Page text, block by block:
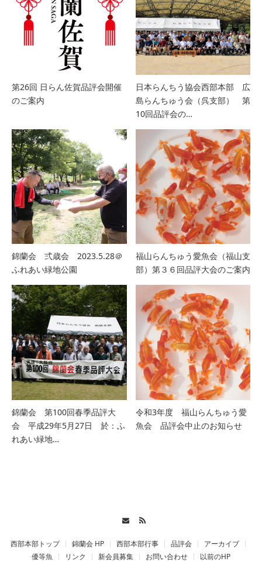
第26回 日らん佐賀品評会開催
のご案内
日本らんちう協会西部本部 広
島らんちゅう会（呉支部） 第
10回品評会の…
錦蘭会 弍歳会 2023.5.28＠
ふれあい緑地公園
福山らんちゅう愛魚会（福山支
部）第３６回品評大会のご案内
錦蘭会 第100回春季品評大
会 平成29年5月27日 於：ふ
れあい緑地…
令和3年度 福山らんちゅう愛
魚会 品評会中止のお知らせ
西部本部トップ 錦蘭会 HP 西部本部行事 品評会
アーカイブ
優等魚
リンク 新会員募集 お問い合わせ 以前のHP